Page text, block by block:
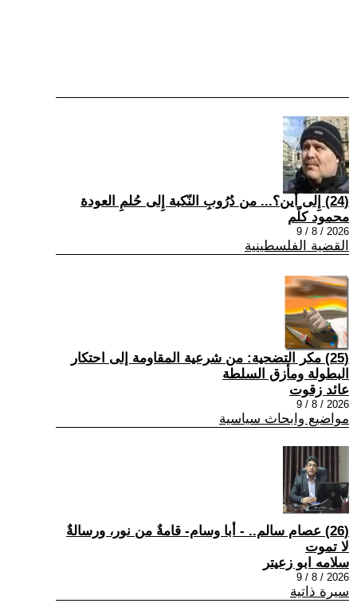
(24) إِلى أين؟... من دُرُوبِ النّكبة إِلى حُلمِ العودة
محمود كلّم
2026 / 8 / 9
القضية الفلسطينية
(25) مكر التضحية: من شرعية المقاومة إلى احتكار
البطولة ومأزق السلطة
عائد زقوت
2026 / 8 / 9
مواضيع وابحاث سياسية
(26) عصام سالم.. - أبا وسام- قامةٌ من نور، ورسالةٌ
لا تموت
سلامه ابو زعيتر
2026 / 8 / 9
سيرة ذاتية